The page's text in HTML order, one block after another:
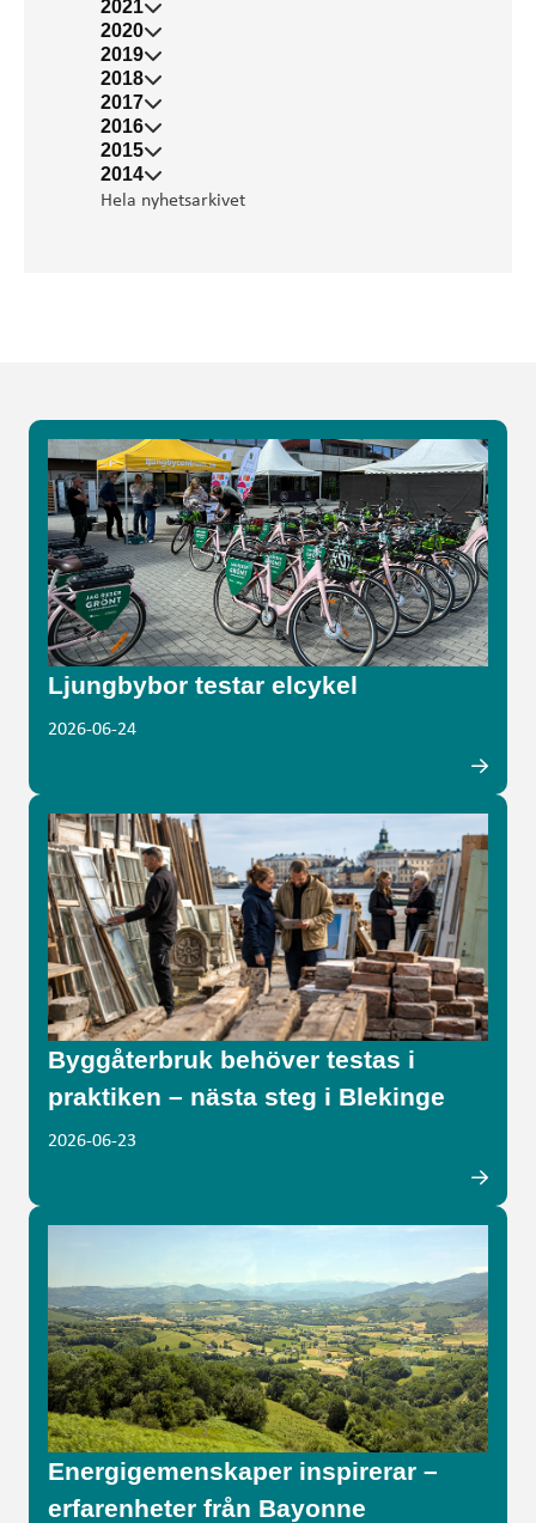
2021
2020
2019
2018
2017
2016
2015
2014
Hela nyhetsarkivet
Ljungbybor testar elcykel
2026-06-24
Byggåterbruk behöver testas i
praktiken – nästa steg i Blekinge
2026-06-23
Energigemenskaper inspirerar –
erfarenheter från Bayonne